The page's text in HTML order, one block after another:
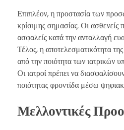
Επιπλέον, η προστασία των
κρίσιμης σημασίας. Οι ασθενείς
ασφαλείς κατά την ανταλλαγή
Τέλος, η αποτελεσματικότητα της
από την ποιότητα των ιατρικών
Οι ιατροί πρέπει να
ποιότητας φροντίδα μέσω
Μελλοντικές